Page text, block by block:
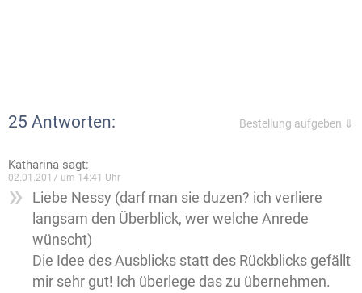
25 Antworten: Bestellung aufgeben ⇓
Katharina sagt:
02.01.2017 um 14:41 Uhr
Liebe Nessy (darf man sie duzen? ich verliere
langsam den Überblick, wer welche Anrede
wünscht)
Die Idee des Ausblicks statt des Rückblicks gefällt
mir sehr gut! Ich überlege das zu übernehmen.